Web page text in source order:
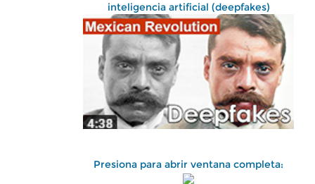
inteligencia artificial (deepfakes)
Presiona para abrir ventana completa: